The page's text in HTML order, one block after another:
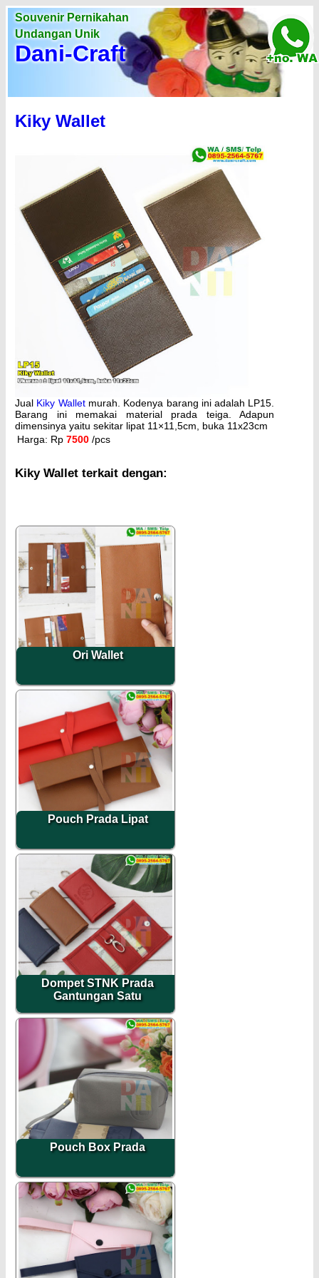
Souvenir Pernikahan
Undangan Unik
Dani-Craft
Kiky Wallet
Jual Kiky Walletmurah. Kodenya barang ini adalah LP15.
Barang ini memakai material prada teiga. Adapun
dimensinya yaitu sekitar lipat 11×11,5cm, buka 11x23cm
Harga: Rp 7500 /pcs
Kiky Wallet terkait dengan:
Ori Wallet
Pouch Prada Lipat
Dompet STNK Prada
Gantungan Satu
Pouch Box Prada